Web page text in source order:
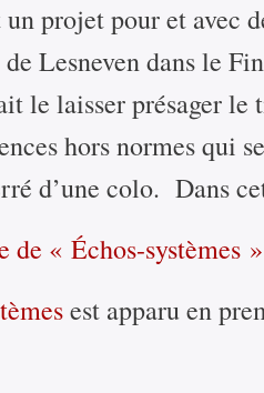
un projet pour et avec
Lesneven dans le
le laisser présager le
hors normes qui
d’une colo. Dans
de « Échos-systèmes »
est apparu en